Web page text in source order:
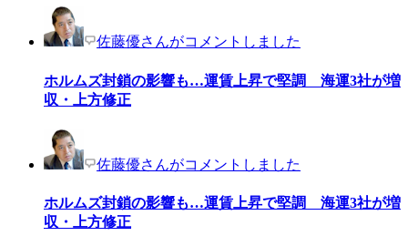
佐藤優さんがコメントしました
ホルムズ封鎖の影響も…運賃上昇で堅調 海運3社が増
収・上方修正
佐藤優さんがコメントしました
ホルムズ封鎖の影響も…運賃上昇で堅調 海運3社が増
収・上方修正